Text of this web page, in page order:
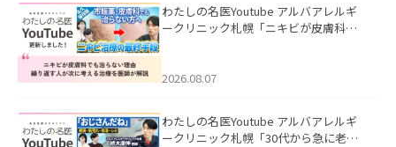
わたしの名医Youtube アルバアレルギ
ークリニック札幌「ニキビが皮膚科で
ました。
2026.08.07
わたしの名医Youtube アルバアレルギ
ークリニック札幌「30代から急に老け